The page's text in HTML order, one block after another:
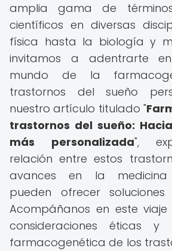
amplia gama de
científicos en diversas
física hasta la biología y
invitamos a adentrarte
mundo de la
trastornos del sueño
nuestro artículo titulado "
trastornos del sueño:
más personalizada",
relación entre estos
avances en la medicina
pueden ofrecer
Acompáñanos en este
consideraciones éticas
farmacogenética de los